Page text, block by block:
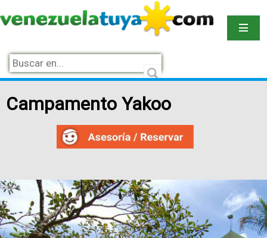
Campamento Yakoo